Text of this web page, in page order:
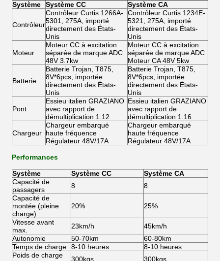
Système Système CC Système CA
Contrôleur
Contrôleur Curtis 1266A-
5301, 275A, importé
directement des États-
Unis
Contrôleur Curtis 1234E-
5321, 275A, importé
directement des États-
Unis
Moteur
Moteur CC à excitation
séparée de marque ADC
48V 3.7kw
Moteur CC à excitation
séparée de marque ADC
Moteur CA 48V 5kw
Batterie
Batterie Trojan, T875,
8V*6pcs, importée
directement des États-
Unis
Batterie Trojan, T875,
8V*6pcs, importée
directement des États-
Unis
Pont
Essieu italien GRAZIANO
avec rapport de
démultiplication 1:12
Essieu italien GRAZIANO
avec rapport de
démultiplication 1:16
Chargeur
Chargeur embarqué
haute fréquence
Régulateur 48V/17A
Chargeur embarqué
haute fréquence
Régulateur 48V/17A
Performances
Système Système CC
Système CA
Capacité de
passagers
8
8
Capacité de
montée (pleine
charge)
20% 25%
Vitesse avant
max.
23km/h
45km/h
Autonomie
50-70km
60-80km
Temps de charge
8-10 heures
8-10 heures
Poids de charge
300kgs 300kgs